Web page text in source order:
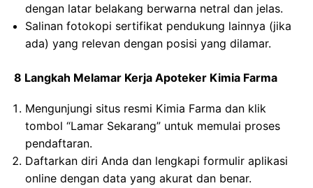
dengan latar belakang berwarna netral dan jelas.
Salinan fotokopi sertifikat pendukung lainnya (jika
ada) yang relevan dengan posisi yang dilamar.
8 Langkah Melamar Kerja Apoteker Kimia Farma
Mengunjungi situs resmi Kimia Farma dan klik
tombol “Lamar Sekarang” untuk memulai proses
pendaftaran.
Daftarkan diri Anda dan lengkapi formulir aplikasi
online dengan data yang akurat dan benar.